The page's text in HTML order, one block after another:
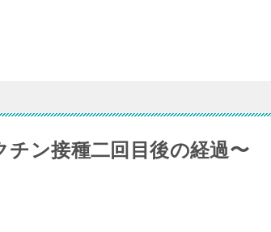
チン接種二回目後の経過〜